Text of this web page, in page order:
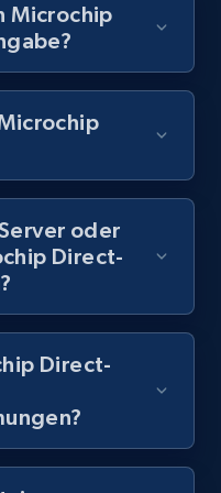
md5, Video url,
Gratis testen
records
md5, Video url,
more.
Gratis testen
Microchip
oder
Direct-
Direct-